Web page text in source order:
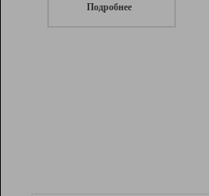
Подробнее